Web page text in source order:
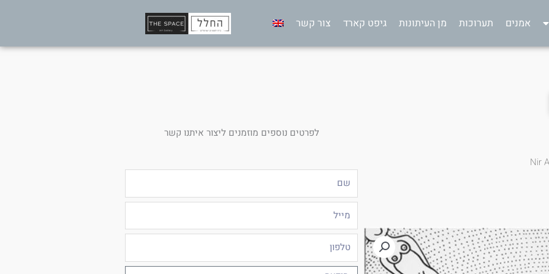
אמנים תערוכות מן העיתונות גיפט קארד צור קשר
Nir
לפרטים נוספים מוזמנים ליצור איתנו קשר
טלפון